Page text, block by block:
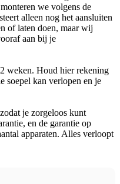
we volgens de
alleen nog het aansluiten
of laten doen, maar wij
aan bij je
weken. Houd hier rekening
soepel kan verlopen en je
je zorgeloos kunt
en de garantie op
apparaten. Alles verloopt